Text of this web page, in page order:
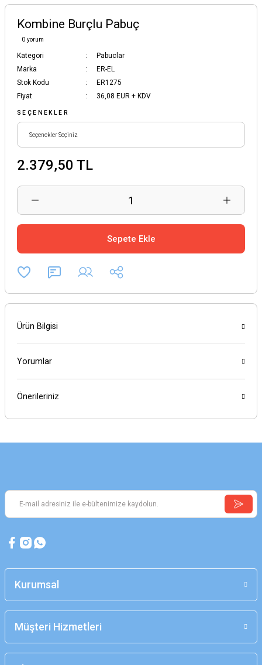
Kombine Burçlu Pabuç
0 yorum
Kategori
Pabuclar
Marka
ER-EL
Stok Kodu
ER1275
Fiyat
36,08 EUR + KDV
SEÇENEKLER
2.379,50 TL
Sepete Ekle
Ürün Bilgisi
Yorumlar
Önerileriniz
Kurumsal
Müşteri Hizmetleri